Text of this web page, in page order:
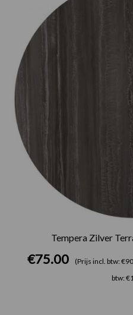
Tempera Zilver
€75.00 (Prijs incl. btw:
btw: